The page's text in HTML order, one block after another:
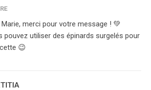
merci pour votre message ! 💚
pouvez utiliser des épinards surgelés pour
😉